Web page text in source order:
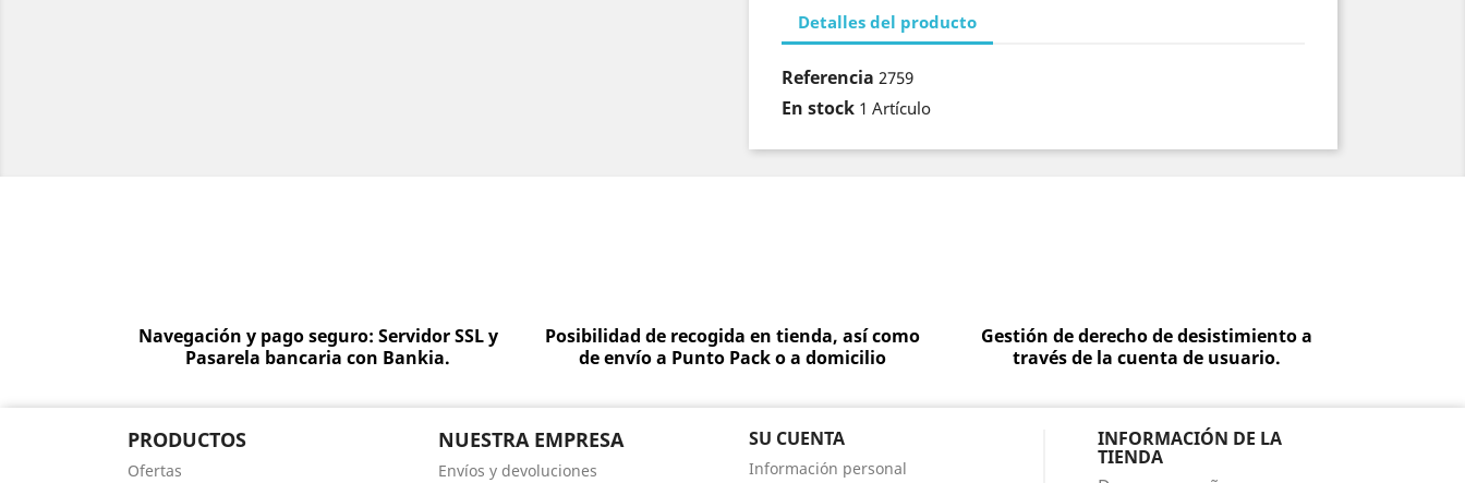
Detalles del producto
Referencia 2759
En stock 1 Artículo
Navegación y pago seguro: Servidor SSL y
Pasarela bancaria con Bankia.
Posibilidad de recogida en tienda, así como
de envío a Punto Pack o a domicilio
Gestión de derecho de desistimiento a
través de la cuenta de usuario.
PRODUCTOS
Ofertas
NUESTRA EMPRESA
Envíos y devoluciones
SU CUENTA
Información personal
INFORMACIÓN DE LA
TIENDA